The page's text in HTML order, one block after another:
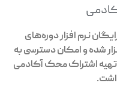
نرم افزار دوره‌های
شده و امکان دسترسی به
اشتراک محک آکادمی